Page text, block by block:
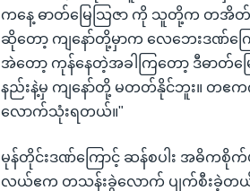
ကနေ့ ဓာတ်မြေသြဇာ ကို သူတို့က တအိတ်
ဆိုတော့ ကျနော်တို့မှာက လေဘေးဒဏ်ကြေ
အဲတော့ ကုန်နေတဲ့အခါကြတော့ ဒီဓာ
နည်းနဲ့မှ ကျနော်တို့ မတတ်နိုင်ဘူး။ တ
လောက်သုံးရတယ်။"
မုန်တိုင်းဒဏ်ကြောင့် ဆန်စပါး အဓိကစိုက်
လယ်ဧက တသန်းခွဲလောက် ပျက်စီးခဲ့တယ်ဆို